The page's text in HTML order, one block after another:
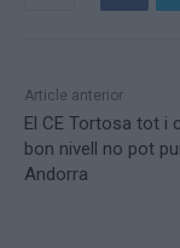
Article anterior
El CE Tortosa tot i
bon nivell no pot
Andorra